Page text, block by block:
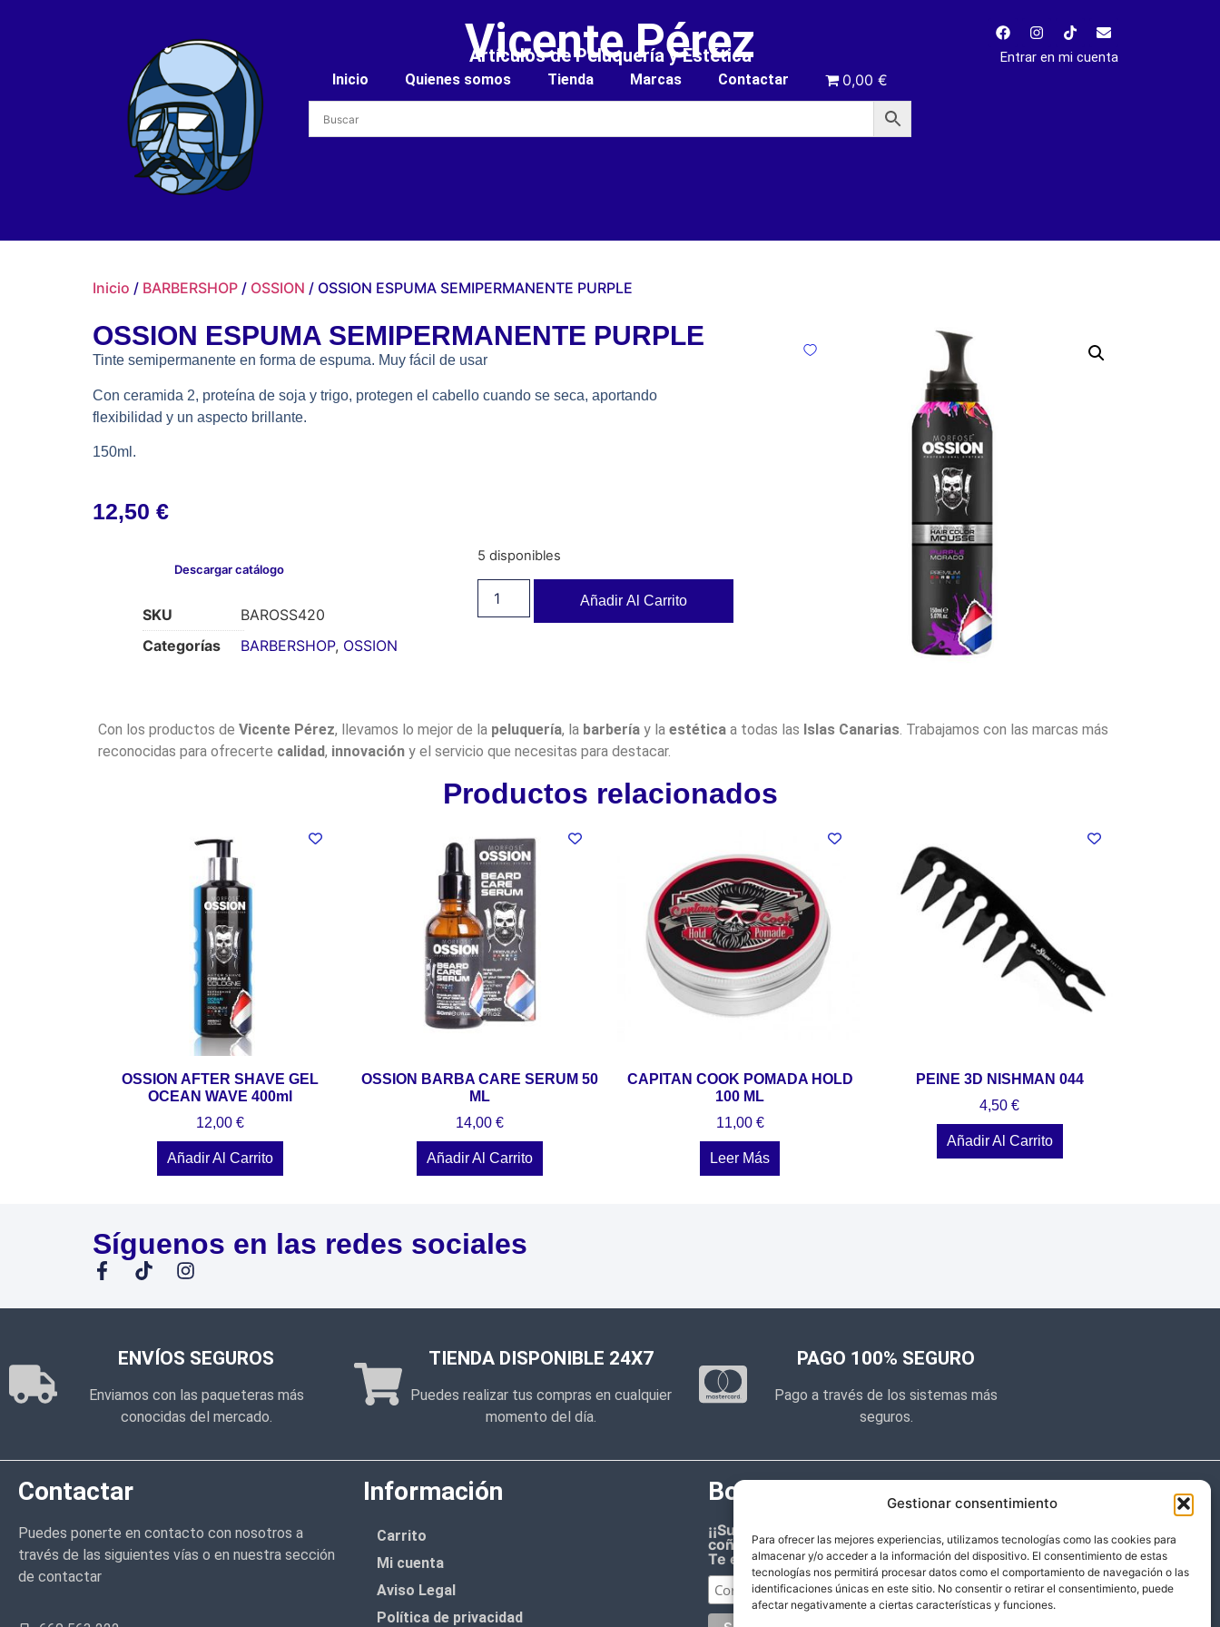
Gestionar consentimiento
Para ofrecer las mejores experiencias, utilizamos tecnologías como las cookies para
almacenar y/o acceder a la información del dispositivo. El consentimiento de estas
tecnologías nos permitirá procesar datos como el comportamiento de navegación o las
identificaciones únicas en este sitio. No consentir o retirar el consentimiento, puede
afectar negativamente a ciertas características y funciones.
Vicente Pérez
Artículos de Peluquería y Estética
Inicio Quienes somos Tienda Marcas Contactar 0,00 €
Entrar en mi cuenta
Inicio / BARBERSHOP / OSSION / OSSION ESPUMA SEMIPERMANENTE PURPLE
OSSION ESPUMA SEMIPERMANENTE PURPLE
Tinte semipermanente en forma de espuma. Muy fácil de usar
Con ceramida 2, proteína de soja y trigo, protegen el cabello cuando se seca, aportando
flexibilidad y un aspecto brillante.
150ml.
12,50 €
Descargar catálogo
SKU
BAROSS420
Categorías
BARBERSHOP, OSSION
5 disponibles
Añadir Al Carrito
Con los productos de Vicente Pérez, llevamos lo mejor de la peluquería, la barberíay la estéticaa todas las Islas Canarias. Trabajamos con las marcas más
reconocidas para ofrecerte calidad, innovacióny el servicio que necesitas para destacar.
Productos relacionados
OSSION AFTER SHAVE GEL
OCEAN WAVE 400ml
12,00€
Añadir Al Carrito
OSSION BARBA CARE SERUM 50
ML
14,00€
Añadir Al Carrito
CAPITAN COOK POMADA HOLD
100 ML
11,00 €
Leer Más
PEINE 3D NISHMAN 044
4,50€
Añadir Al Carrito
Síguenos en las redes sociales
ENVÍOS SEGUROS
Enviamos con las paqueteras más
conocidas del mercado.
TIENDA DISPONIBLE 24X7
Puedes realizar tus compras en cualquier
momento del día.
PAGO 100% SEGURO
Pago a través de los sistemas más
seguros.
Contactar
Puedes ponerte en contacto con nosotros a
través de las siguientes vías o en nuestra sección
de contactar
Información
Carrito
Mi cuenta
Aviso Legal
Política de privacidad
Boletín de noticias
¡¡Suscríbete y prometemos no dar mucho el
coñazo.!!
Te enviaremos sólo cosas importantes.